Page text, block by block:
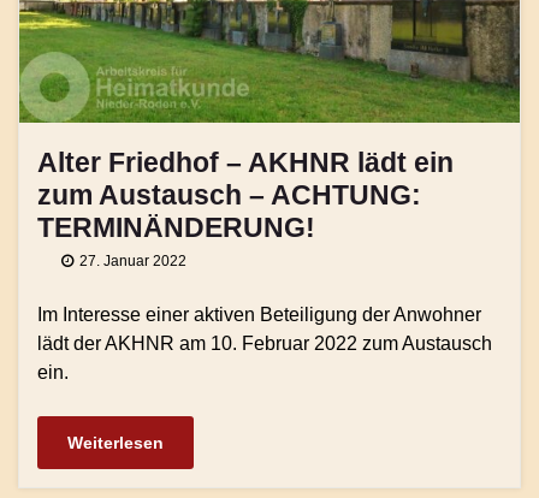
Alter Friedhof – AKHNR lädt ein
zum Austausch – ACHTUNG:
TERMINÄNDERUNG!
27. Januar 2022
Im Interesse einer aktiven Beteiligung der Anwohner
lädt der AKHNR am 10. Februar 2022 zum Austausch
ein.
Weiterlesen